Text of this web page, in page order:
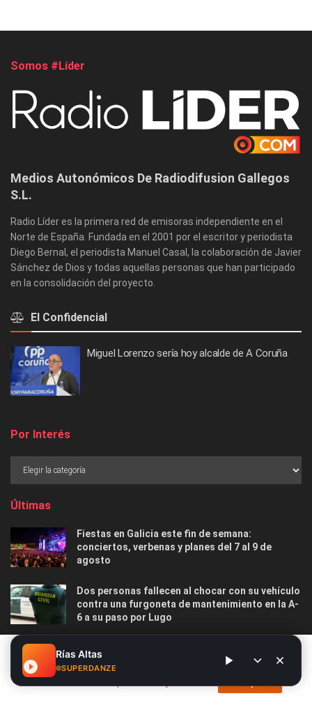
Somos #Líder
Medios Autonómicos De Radiodifusion Gallegos
S.L.
Radio Líder es la primera red de emisoras independiente en el
Norte de España. Fundada en el 2001 por el escritor y periodista
Diego Bernal, el periodista Manuel Casal, la colaboración de Javier
Sánchez de Dios y todas aquellas personas que han participado
en la consolidación del proyecto.
El Confidencial
Miguel Lorenzo sería hoy alcalde de A Coruña
Por Interés
Últimas
Fiestas en Galicia este fin de semana:
conciertos, verbenas y planes del 7 al 9 de
agosto
Dos personas fallecen al chocar con su vehículo
contra una furgoneta de mantenimiento en la A-
6 a su paso por Lugo
Las 12 playas gallegas con Bandera Azul menos
masificadas para disfrutar este verano
Rías Altas
SUPERDANZE
Este sitio web utiliza cookies. Al continuar utilizando este sitio
web, usted da su consentimiento para el uso de cookies. Visite